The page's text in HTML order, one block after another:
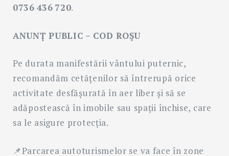
0736 436 720.
ANUNȚ PUBLIC – COD ROȘU
Pe durata manifestării vântului puternic,
recomandăm cetățenilor să întrerupă orice
activitate desfășurată în aer liber și să se
adăpostească în imobile sau spaţii închise, care
sa le asigure protecţia.
📌Parcarea autoturismelor se va face în zone